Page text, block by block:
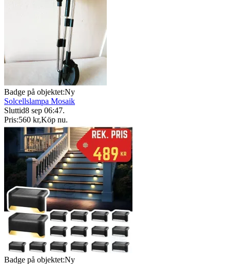
Badge på objektet:Ny
Solcellslampa Mosaik
Sluttid8 sep 06:47.
Pris:560 kr,Köp nu.
Badge på objektet:Ny